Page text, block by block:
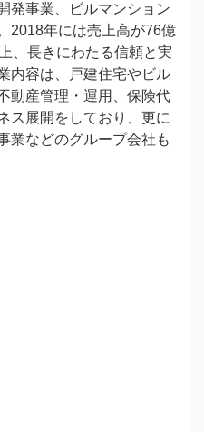
発事業、ビルマンション
2018年には売上高が76億
、長きにわたる信頼と実
内容は、戸建住宅やビル
動産管理・運用、保険代
ス展開をしており、更に
業などのグループ会社も